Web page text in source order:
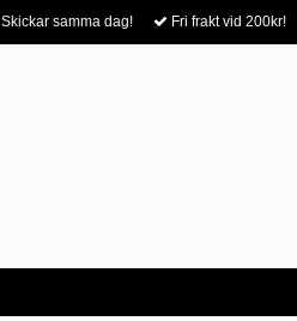
Skickar samma dag! Fri frakt vid 200kr!